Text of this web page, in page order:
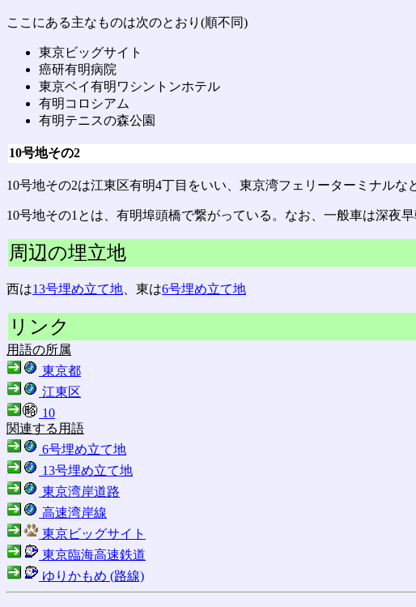
ここにある主なものは次のとおり(順不同)
東京ビッグサイト
癌研有明病院
東京ベイ有明ワシントンホテル
有明コロシアム
有明テニスの森公園
10号地その2
10号地その2は江東区有明4丁目をいい、東京湾フェリーターミナルな
10号地その1とは、有明埠頭橋で繋がっている。なお、一般車は深夜早
周辺の埋立地
西は13号埋め立て地 、東は6号埋め立て地
リンク
用語の所属
東京都
江東区
10
関連する用語
6号埋め立て地
13号埋め立て地
東京湾岸道路
高速湾岸線
東京ビッグサイト
東京臨海高速鉄道
ゆりかもめ (路線)